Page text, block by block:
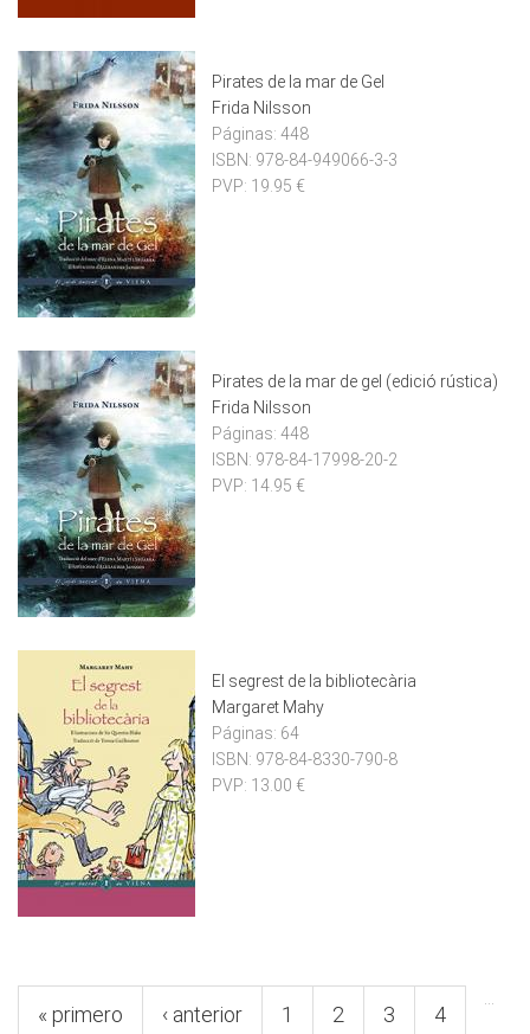
Pirates de la mar de Gel
Frida Nilsson
Páginas: 448
ISBN: 978-84-949066-3-3
PVP: 19.95 €
Pirates de la mar de gel (edició rústica)
Frida Nilsson
Páginas: 448
ISBN: 978-84-17998-20-2
PVP: 14.95 €
El segrest de la bibliotecària
Margaret Mahy
Páginas: 64
ISBN: 978-84-8330-790-8
PVP: 13.00 €
Pàgines
« primero ‹ anterior 1 2 3 4